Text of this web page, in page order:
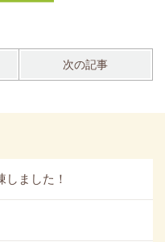
次の記事
ました！